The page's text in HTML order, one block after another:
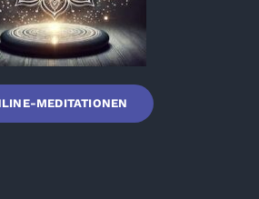
MEDITATIONEN